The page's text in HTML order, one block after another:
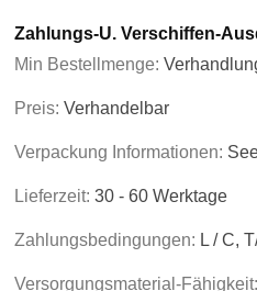
Zahlungs-U. Verschiffen-
Min Bestellmenge:
Preis: Verhandelbar
Verpackung Informationen:
Lieferzeit: 30 - 60 Werktage
Zahlungsbedingungen: L / C,
Versorgungsmaterial-Fähigkeit: